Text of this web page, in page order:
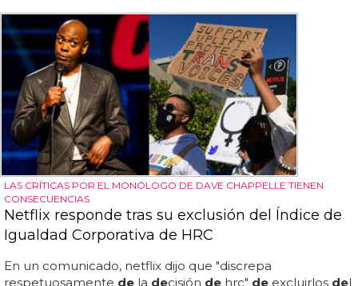
LAS CRÍTICAS POR EL MONÓLOGO DE DAVE CHAPPELLE TIENEN
CONSECUENCIAS
Netflix responde tras su exclusión del Índice de
Igualdad Corporativa de HRC
En un comunicado, netflix dijo que "discrepa
respetuosamente de la decisión de hrc" de excluirlos del